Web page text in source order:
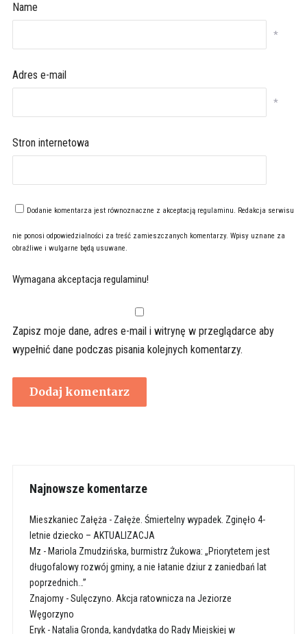
Name
*
Adres e-mail
*
Stron internetowa
Dodanie komentarza jest równoznaczne z akceptacją regulaminu. Redakcja serwisu
nie ponosi odpowiedzialności za treść zamieszczanych komentarzy. Wpisy uznane za
obraźliwe i wulgarne będą usuwane.
Wymagana akceptacja regulaminu!
Zapisz moje dane, adres e-mail i witrynę w przeglądarce aby
wypełnić dane podczas pisania kolejnych komentarzy.
Najnowsze komentarze
Mieszkaniec Załęża - Załęże. Śmiertelny wypadek. Zginęło 4-
letnie dziecko – AKTUALIZACJA
Mz - Mariola Zmudzińska, burmistrz Żukowa: „Priorytetem jest
długofalowy rozwój gminy, a nie łatanie dziur z zaniedbań lat
poprzednich…”
Znajomy-Sulęczyno. Akcja ratownicza na Jeziorze
Węgorzyno
Eryk- Natalia Gronda, kandydatka do Rady Miejskiej w